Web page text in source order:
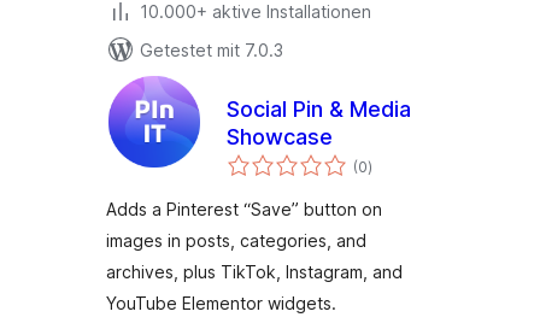
10.000+ aktive Installationen
Getestet mit 7.0.3
Social Pin & Media
Showcase
(0Bewertungen
insgesamt
)
Adds a Pinterest “Save” button on
images in posts, categories, and
archives, plus TikTok, Instagram, and
YouTube Elementor widgets.